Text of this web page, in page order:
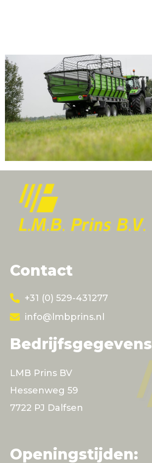
Contact
+31 (0) 529-431277
info@lmbprins.nl
Bedrijfsgegevens
LMB Prins BV
Hessenweg 59
7722 PJ Dalfsen
Openingstijden: